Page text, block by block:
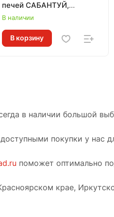
печей САБАНТУЙ,
совместимость в
В наличии
В корзину
в наличии большой
покупки у нас
поможет оптимально
крае,